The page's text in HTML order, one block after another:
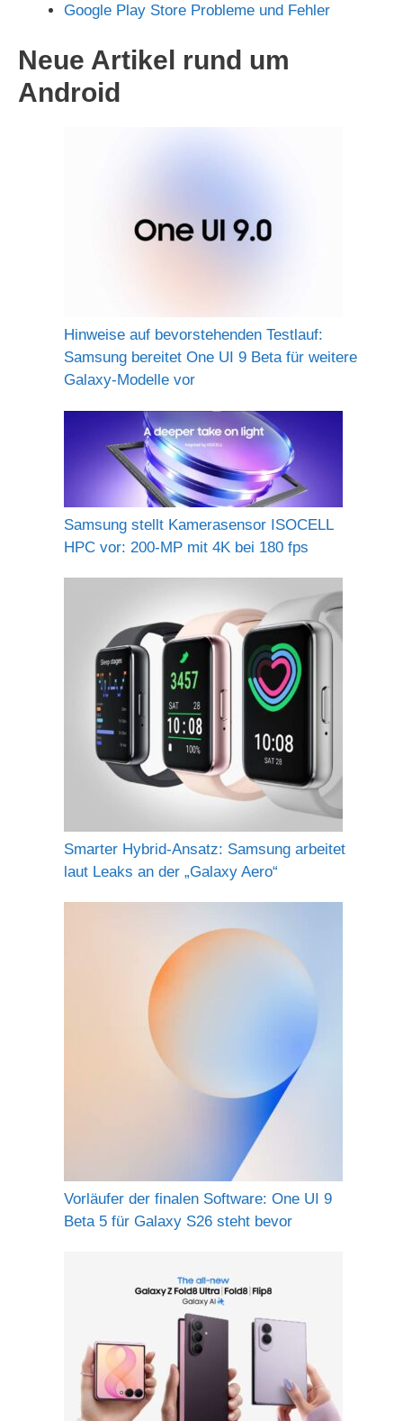
Google Play Store Probleme und Fehler
Neue Artikel rund um
Android
Hinweise auf bevorstehenden Testlauf:
Samsung bereitet One UI 9 Beta für weitere
Galaxy-Modelle vor
Samsung stellt Kamerasensor ISOCELL
HPC vor: 200-MP mit 4K bei 180 fps
Smarter Hybrid-Ansatz: Samsung arbeitet
laut Leaks an der „Galaxy Aero“
Vorläufer der finalen Software: One UI 9
Beta 5 für Galaxy S26 steht bevor